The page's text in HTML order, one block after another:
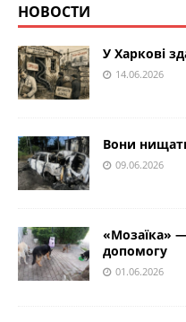
НОВОСТИ
У Харкові
14.06.2026
Вони
09.06.2026
«Мозаїка»
допомогу
01.06.2026